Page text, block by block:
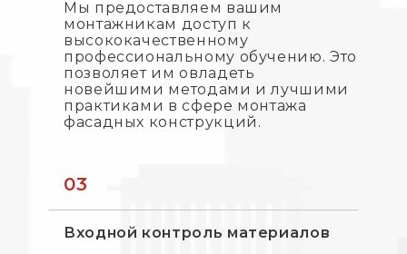
Мы предоставляем вашим
монтажникам доступ к
высококачественному
профессиональному обучению. Это
позволяет им овладеть
новейшими методами и лучшими
практиками в сфере монтажа
фасадных конструкций.
03
Входной контроль материалов